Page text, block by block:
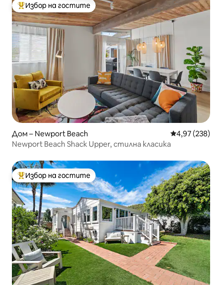
Най-популярен избор на гостите
Избор на гостите
Дом – Newport Beach Средна
4,97 (238)
Newport Beach Shack Upper, стилна класика
Най-популярен избор на гостите
Избор на гостите